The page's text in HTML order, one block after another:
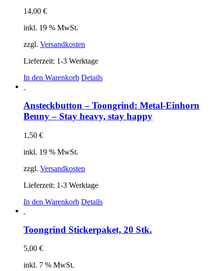
14,00 €
inkl. 19 % MwSt.
zzgl. Versandkosten
Lieferzeit: 1-3 Werktage
In den Warenkorb Details
Ansteckbutton – Toongrind: Metal-Einhorn
Benny – Stay heavy, stay happy
1,50 €
inkl. 19 % MwSt.
zzgl. Versandkosten
Lieferzeit: 1-3 Werktage
In den Warenkorb Details
Toongrind Stickerpaket, 20 Stk.
5,00 €
inkl. 7 % MwSt.